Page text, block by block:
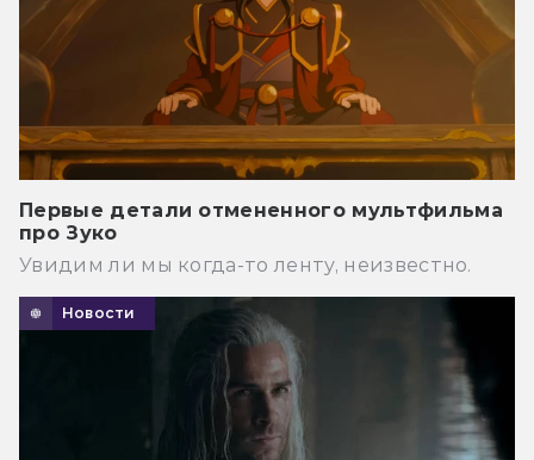
Первые детали отмененного мультфильма
про Зуко
Увидим ли мы когда-то ленту, неизвестно.
Новости